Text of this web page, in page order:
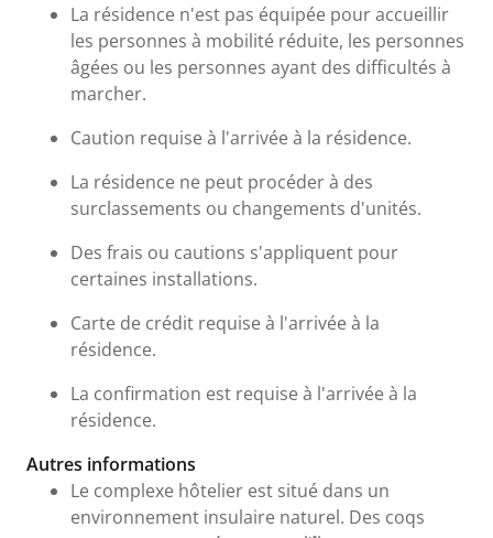
La résidence n'est pas équipée pour accueillir
les personnes à mobilité réduite, les personnes
âgées ou les personnes ayant des difficultés à
marcher.
Caution requise à l'arrivée à la résidence.
La résidence ne peut procéder à des
surclassements ou changements d'unités.
Des frais ou cautions s'appliquent pour
certaines installations.
Carte de crédit requise à l'arrivée à la
résidence.
La confirmation est requise à l'arrivée à la
résidence.
Autres informations
Le complexe hôtelier est situé dans un
environnement insulaire naturel. Des coqs